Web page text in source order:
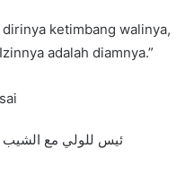
ketimbang walinya,
adalah diamnya.”
ئيس للولي مع الشيب